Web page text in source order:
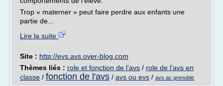
Trop « materner » peut faire perdre aux enfants une
partie de...
Lire la suite
Site : http://evs.avs.over-blog.com
Thèmes liés : role et fonction de l'avs / role de l'avs en
classe / fonction de l'avs / avs ou evs / avs ac grenoble